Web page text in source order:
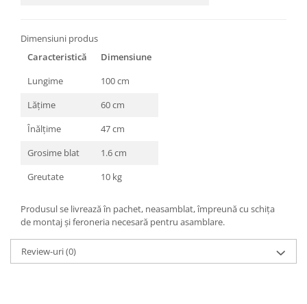
Dimensiuni produs
Caracteristică
Dimensiune
Lungime
100 cm
Lățime
60 cm
Înălțime
47 cm
Grosime blat
1.6 cm
Greutate
10 kg
Produsul se livrează în pachet, neasamblat, împreună cu schița
de montaj și feroneria necesară pentru asamblare.
Review-uri(0)